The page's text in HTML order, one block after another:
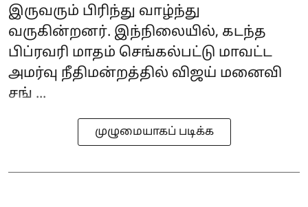
இருவரும் பிரிந்து வாழ்ந்து
வருகின்றனர். இந்நிலையில், கடந்த
பிப்ரவரி மாதம் செங்கல்பட்டு மாவட்ட
அமர்வு நீதிமன்றத்தில் விஜய் மனைவி
சங் ...
முழுமையாகப் படிக்க